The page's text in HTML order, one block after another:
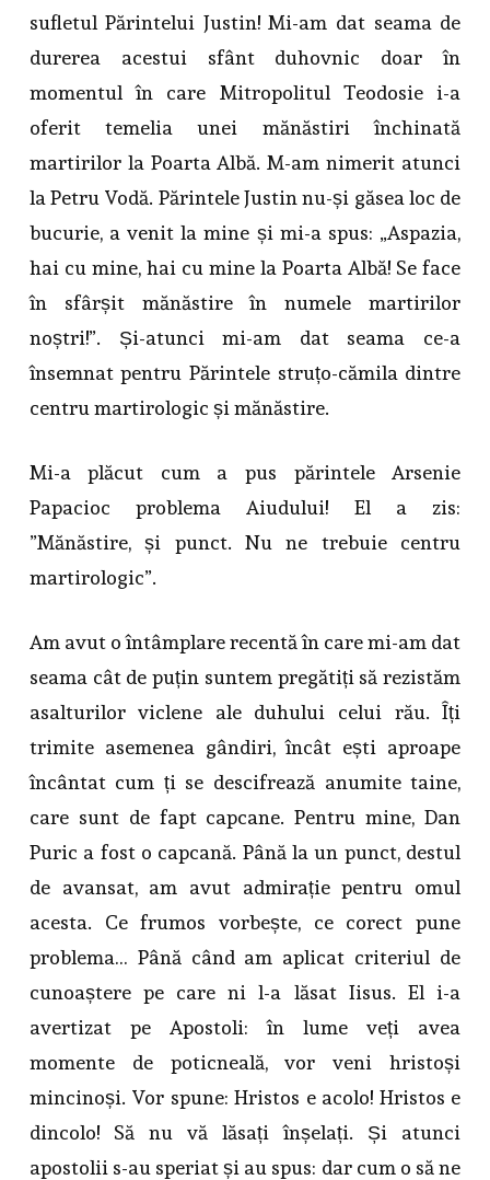
sufletul Părintelui Justin! Mi-am dat seama de
durerea acestui sfânt duhovnic doar în
momentul în care Mitropolitul Teodosie i-a
oferit temelia unei mănăstiri închinată
martirilor la Poarta Albă. M-am nimerit atunci
la Petru Vodă. Părintele Justin nu-și găsea loc de
bucurie, a venit la mine și mi-a spus: „Aspazia,
hai cu mine, hai cu mine la Poarta Albă! Se face
în sfârșit mănăstire în numele martirilor
noștri!”. Și-atunci mi-am dat seama ce-a
însemnat pentru Părintele struțo-cămila dintre
centru martirologic și mănăstire.
Mi-a plăcut cum a pus părintele Arsenie
Papacioc problema Aiudului! El a zis:
”Mănăstire, și punct. Nu ne trebuie centru
martirologic”.
Am avut o întâmplare recentă în care mi-am dat
seama cât de puțin suntem pregătiți să rezistăm
asalturilor viclene ale duhului celui rău. Îți
trimite asemenea gândiri, încât ești aproape
încântat cum ți se descifrează anumite taine,
care sunt de fapt capcane. Pentru mine, Dan
Puric a fost o capcană. Până la un punct, destul
de avansat, am avut admirație pentru omul
acesta. Ce frumos vorbește, ce corect pune
problema… Până când am aplicat criteriul de
cunoaștere pe care ni l-a lăsat Iisus. El i-a
avertizat pe Apostoli: în lume veți avea
momente de poticneală, vor veni hristoși
mincinoși. Vor spune: Hristos e acolo! Hristos e
dincolo! Să nu vă lăsați înșelați. Și atunci
apostolii s-au speriat și au spus: dar cum o să ne